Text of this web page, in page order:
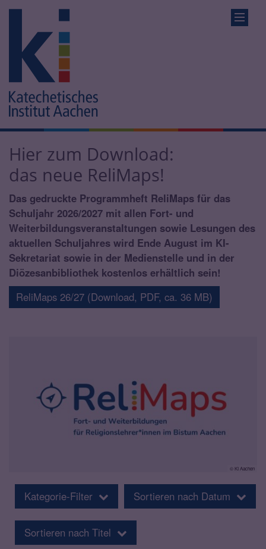
Hier zum Download:
das neue ReliMaps!
Das gedruckte Programmheft ReliMaps für das
Schuljahr 2026/2027 mit allen Fort- und
Weiterbildungsveranstaltungen sowie Lesungen des
aktuellen Schuljahres wird Ende August im KI-
Sekretariat sowie in der Medienstelle und in der
Diözesanbibliothek kostenlos erhältlich sein!
ReliMaps 26/27 (Download, PDF, ca. 36 MB)
© KI Aachen
Kategorie-Filter Sortieren nach Datum
Sortieren nach Titel